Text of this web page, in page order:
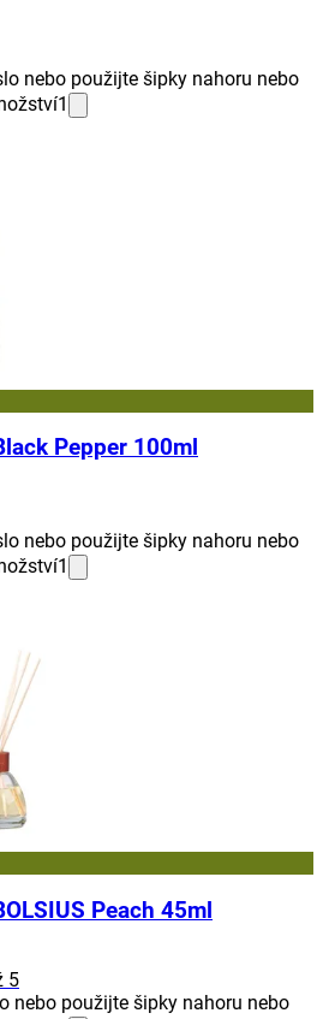
nebo použijte šipky nahoru nebo
1
Pepper 100ml
nebo použijte šipky nahoru nebo
1
Peach 45ml
5
nebo použijte šipky nahoru nebo